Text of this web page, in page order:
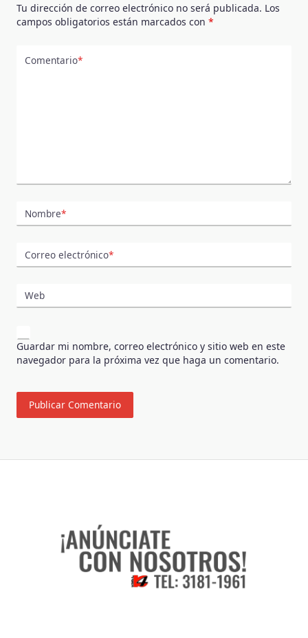
Tu dirección de correo electrónico no será publicada. Los
campos obligatorios están marcados con *
Comentario*
Nombre*
Correo electrónico*
Web
Guardar mi nombre, correo electrónico y sitio web en este
navegador para la próxima vez que haga un comentario.